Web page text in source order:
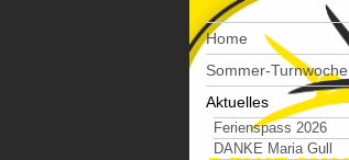
Home
Sommer-
Aktuelles
Ferienspass 2026
DANKE Maria Gull